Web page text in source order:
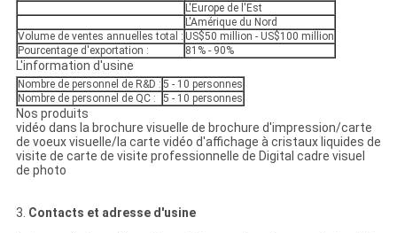
L'Europe de l'Est
L'Amérique du Nord
Volume de ventes annuelles total : US$50 million - US$100 million
Pourcentage d'exportation :
81% - 90%
L'information d'usine
Nombre de personnel de R&D : 5 - 10 personnes
Nombre de personnel de QC :
5 - 10 personnes
Nos produits
vidéo dans la brochure visuelle de brochure d'impression/carte
de voeux visuelle/la carte vidéo d'affichage à cristaux liquides de
visite de carte de visite professionnelle de Digital cadre visuel
de photo
3. Contacts et adresse d'usine